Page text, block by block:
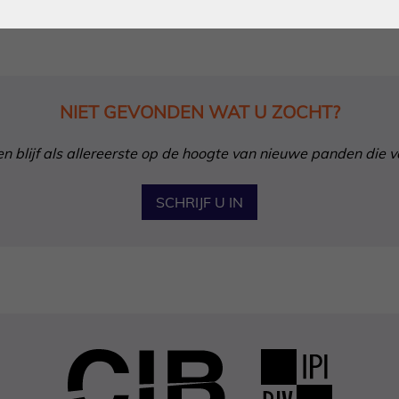
NIET GEVONDEN WAT U ZOCHT?
blijf als allereerste op de hoogte van nieuwe panden die
SCHRIJF U IN